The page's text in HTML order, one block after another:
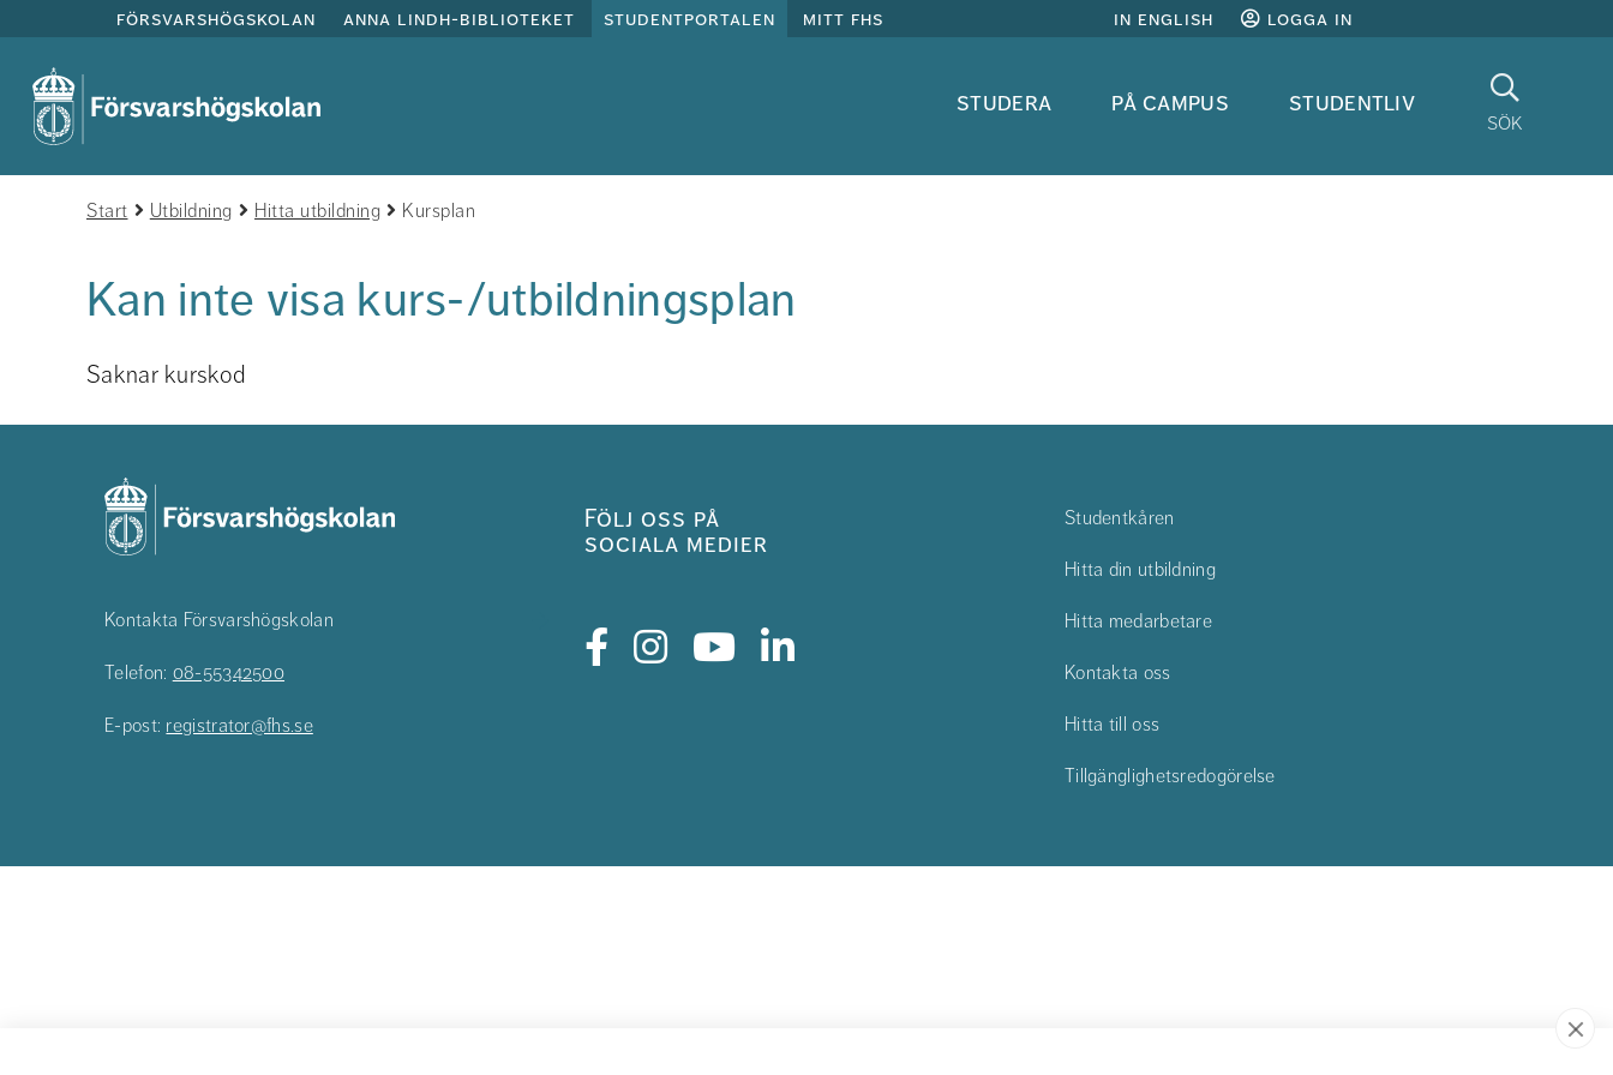
försvarshögskolan anna lindh-biblioteket studentportalen mitt fhs in english logga in
studera på campus studentliv
sök
Sök
Start Utbildning Hitta utbildning Kursplan
Kan inte visa kurs-/utbildningsplan
Saknar kurskod
Kontakta Försvarshögskolan
Telefon: 08-55342500
E-post: registrator@fhs.se
Följ oss på
sociala medier
Studentkåren
Hitta din utbildning
Hitta medarbetare
Kontakta oss
Hitta till oss
Tillgänglighetsredogörelse